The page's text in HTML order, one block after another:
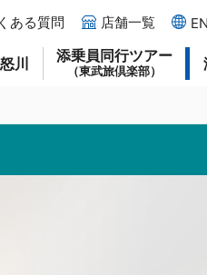
ある質問 店舗一覧
川 添乗員同行ツアー
（東武旅倶楽部）